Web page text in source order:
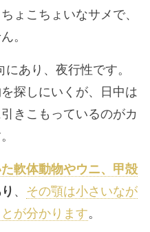
ょこちょいなサメで、
。
あり、夜行性です。
探しにいくが、日中は
きこもっているのがカ
軟体動物やウニ、甲殻
、 その顎は小さいなが
が分かります。